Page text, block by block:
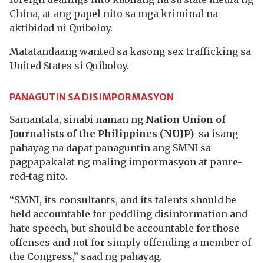
China, at ang papel nito sa mga kriminal na
aktibidad ni Quiboloy.
Matatandaang wanted sa kasong sex trafficking sa
United States si Quiboloy.
PANAGUTIN SA DISIMPORMASYON
Samantala, sinabi naman ng Nation Union of
Journalists of the Philippines (NUJP) sa isang
pahayag na dapat panaguntin ang SMNI sa
pagpapakalat ng maling impormasyon at panre-
red-tag nito.
“SMNI, its consultants, and its talents should be
held accountable for peddling disinformation and
hate speech, but should be accountable for those
offenses and not for simply offending a member of
the Congress,” saad ng pahayag.